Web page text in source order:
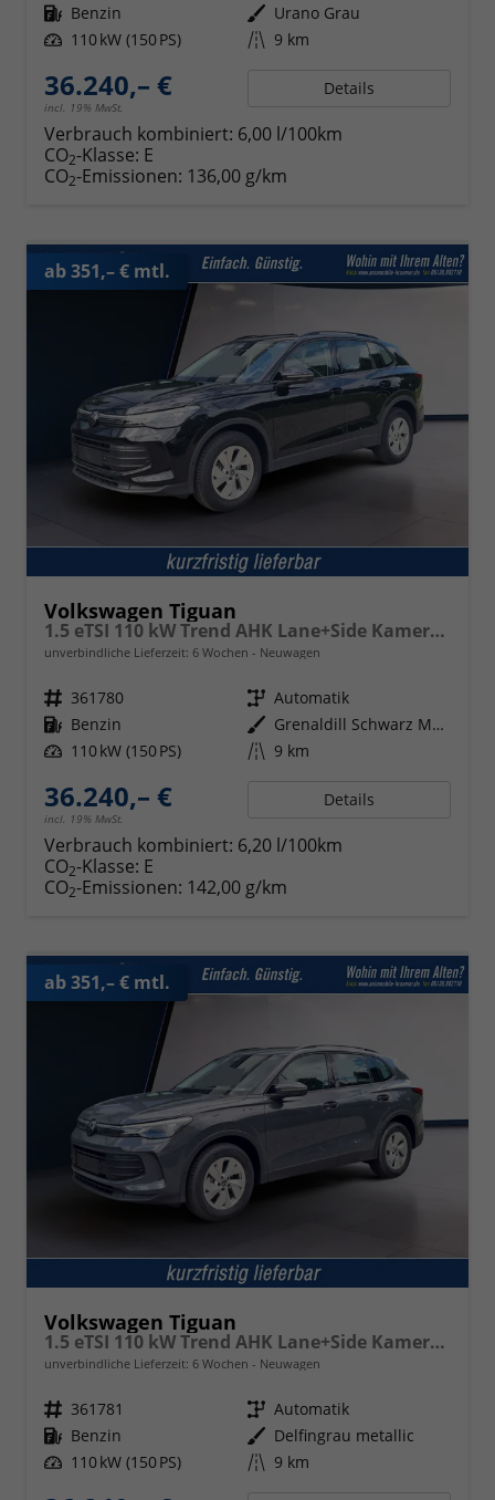
Kraftstoff Benzin Außenfarbe Urano Grau
Leistung 110 kW (150 PS) Kilometerstand 9 km
36.240,– €
incl. 19% MwSt.
Details
Verbrauch kombiniert: 6,00 l/100km
CO2-Klasse: E
CO2-Emissionen: 136,00 g/km
ab 351,– € mtl.
Volkswagen Tiguan
1.5 eTSI 110 kW Trend AHK Lane+Side Kamera SHZ
unverbindliche Lieferzeit: 6 Wochen Neuwagen
Fahrzeugnr. 361780 Getriebe Automatik
Kraftstoff Benzin Außenfarbe
Grenaldill Schwarz Metallic
Leistung 110 kW (150 PS) Kilometerstand 9 km
36.240,– €
incl. 19% MwSt.
Details
Verbrauch kombiniert: 6,20 l/100km
CO2-Klasse: E
CO2-Emissionen: 142,00 g/km
ab 351,– € mtl.
Volkswagen Tiguan
1.5 eTSI 110 kW Trend AHK Lane+Side Kamera SHZ
unverbindliche Lieferzeit: 6 Wochen Neuwagen
Fahrzeugnr. 361781 Getriebe Automatik
Kraftstoff Benzin Außenfarbe Delfingrau metallic
Leistung 110 kW (150 PS) Kilometerstand 9 km